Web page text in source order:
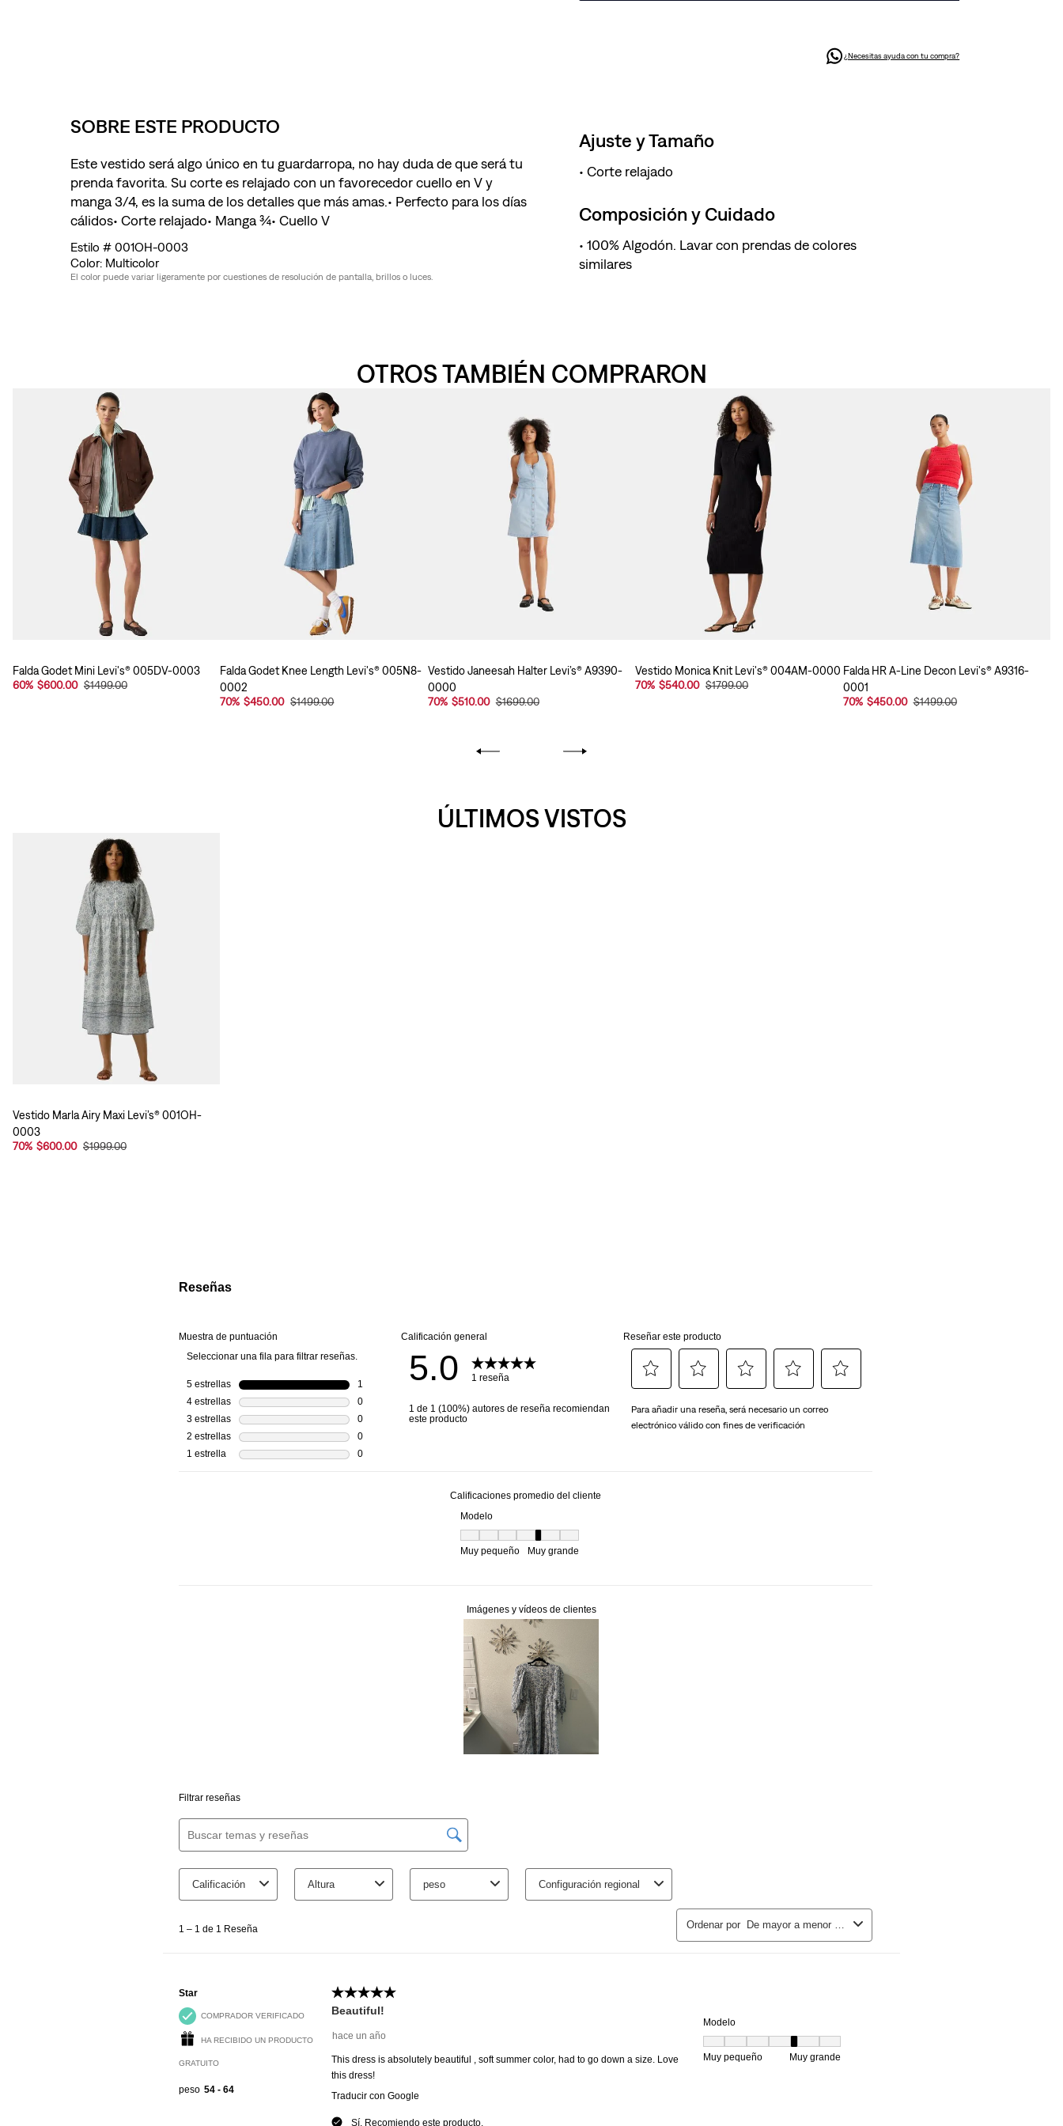
¿Necesitas ayuda con tu compra?
SOBRE ESTE PRODUCTO
Este vestido será algo único en tu guardarropa, no hay duda de que será tu
prenda favorita. Su corte es relajado con un favorecedor cuello en V y
manga 3/4, es la suma de los detalles que más amas.• Perfecto para los días
cálidos• Corte relajado• Manga ¾• Cuello V
001OH-0003
Multicolor
El color puede variar ligeramente por cuestiones de resolución de pantalla, brillos o luces.
Ajuste y Tamaño
Corte relajado
Composición y Cuidado
100% Algodón. Lavar con prendas de colores
similares
OTROS TAMBIÉN COMPRARON
Falda Godet Mini Levi's® 005DV-0003
60% $600.00 $1499.00
Falda Godet Knee Length Levi's® 005N8-
0002
70% $450.00 $1499.00
Vestido Janeesah Halter Levi’s® A9390-
0000
70% $510.00 $1699.00
Vestido Monica Knit Levi's® 004AM-0000
70% $540.00 $1799.00
Falda HR A-Line Decon Levi's® A9316-
0001
70% $450.00 $1499.00
ÚLTIMOS VISTOS
Vestido Marla Airy Maxi Levi’s® 001OH-
0003
70% $600.00 $1999.00